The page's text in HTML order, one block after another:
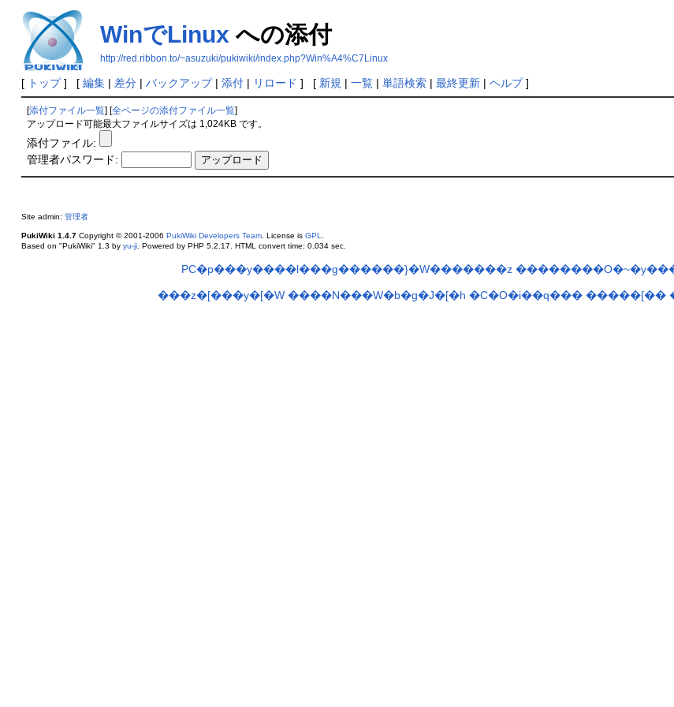
WinでLinux への添付
http://red.ribbon.to/~asuzuki/pukiwiki/index.php?Win%A4%C7Linux
[ トップ] [ 編集| 差分| バックアップ| 添付| リロード ] [ 新規 | 一覧| 単語検索| 最終更新| ヘルプ]
[添付ファイル一覧 ] [全ページの添付ファイル一覧
アップロード可能最大ファイルサイズは 1,024KB です。
添付ファイル:
管理者パスワード:
Site admin: 管理者
PukiWiki 1.4.7Copyright © 2001-2006 PukiWiki Developers Team. License is GPL
Based on "PukiWiki" 1.3 by yu-ji. Powered by PHP 5.2.17. HTML convert time: 0.034 sec.
PC�p���y����l���g������}�W�������z
���z�[���y�[�W ����N���W�b�g�J�[�h �C�O�i��q��� �����[��